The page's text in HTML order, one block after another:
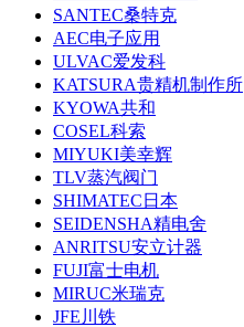
SANTEC桑特克
AEC电子应用
ULVAC爱发科
KATSURA贵精机制作所
KYOWA共和
COSEL科索
MIYUKI美幸辉
TLV蒸汽阀门
SHIMATEC日本
SEIDENSHA精电舍
ANRITSU安立计器
FUJI富士电机
MIRUC米瑞克
JFE川铁